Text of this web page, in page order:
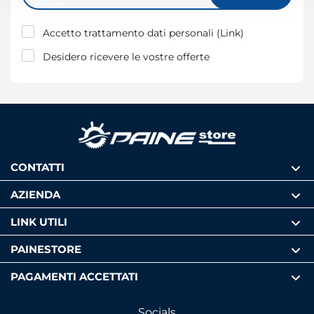
modificare o ritirare il tuo consenso in qualsiasi momento
dalla Dichiarazione sui cookie.
Utilizziamo i cookie per personalizzare contenuti ed
nostri partner che si occupano di analisi dei dati web,
pubblicità e social media, i quali potrebbero combinarle
Accetto trattamento dati personali (Link)
Desidero ricevere le vostre offerte
CONTATTI
AZIENDA
LINK UTILI
PAINESTORE
PAGAMENTI ACCETTATI